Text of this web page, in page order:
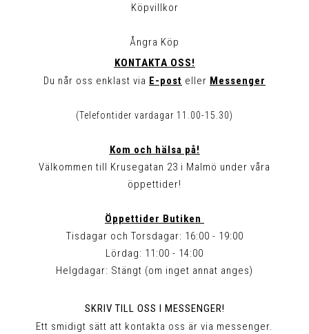
Köpvillkor
Ångra Köp
KONTAKTA OSS!
Du når oss enklast via E-post eller Messenger
(Telefontider vardagar 11.00-15.30)
Kom och hälsa på!
Välkommen till Krusegatan 23 i Malmö under våra
öppettider!
Öppettider Butiken
Tisdagar och Torsdagar: 16:00 - 19:00
Lördag: 11:00 - 14:00
Helgdagar: Stängt (om inget annat anges)
SKRIV TILL OSS I MESSENGER!
Ett smidigt sätt att kontakta oss är via messenger.